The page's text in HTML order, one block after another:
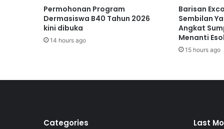
r
s
C
h
e
p
Permohonan Program
Dermasiswa B40 Tahun 2026
kini dibuka
14 hours ago
Barisan
Sembilan
Angkat
Menanti
15 hours ago
Categories Last